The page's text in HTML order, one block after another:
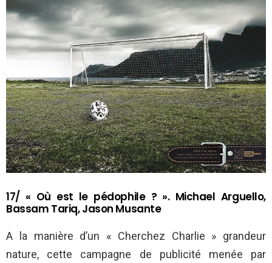
17/ « Où est le pédophile ? ». Michael Arguello,
Bassam Tariq, Jason Musante
A la manière d’un « Cherchez Charlie » grandeur
nature, cette campagne de publicité menée par